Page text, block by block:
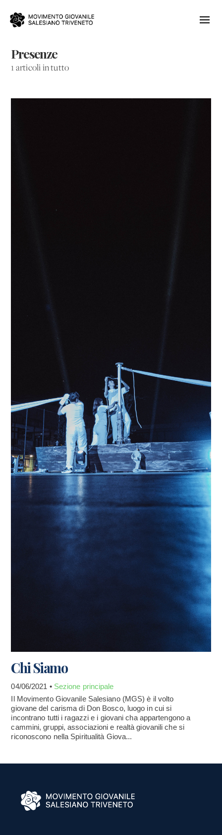
Presenze
1 articoli in tutto
Chi Siamo
04/06/2021 • Sezione principale
Il Movimento Giovanile Salesiano (MGS) è il volto
giovane del carisma di Don Bosco, luogo in cui si
incontrano tutti i ragazzi e i giovani cha appartengono a
cammini, gruppi, associazioni e realtà giovanili che si
riconoscono nella Spiritualità Giova...